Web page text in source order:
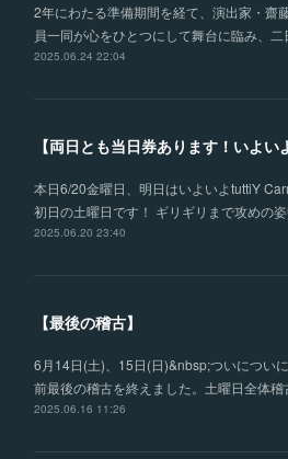
2年にわたる準備期間を経て、演出家・齋
員一同が心をひとつにして舞台に臨み、
2025.06.24 22:04
本日6/20金曜日、明日はいよいよtuttiY
初日の土曜日です！ ギリギリまで攻めの
2025.06.20 23:40
【最後の稽古】
6月14日(土)、15日(日)&nbsp;ついについ
前最後の稽古を終えました。土曜日全体
2025.06.16 11:26